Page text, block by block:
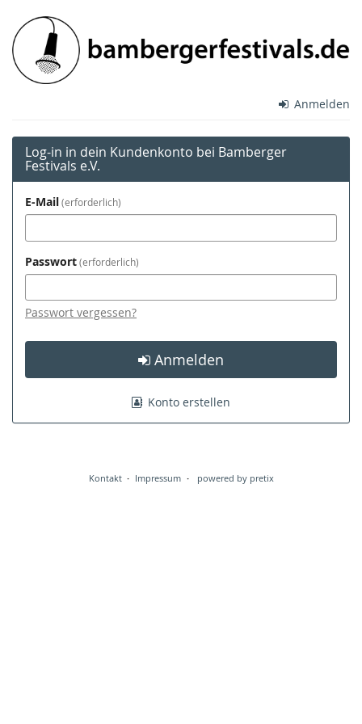
Zum
Haupt-
Inhalt
springen
Bamberger
Festivals
e.V.
Anmelden
Log-in in dein Kundenkonto bei Bamberger
Festivals e.V.
E-Mail erforderlich
Passwort erforderlich
Passwort vergessen?
Anmelden
Konto erstellen
Kontakt Impressum powered by pretix